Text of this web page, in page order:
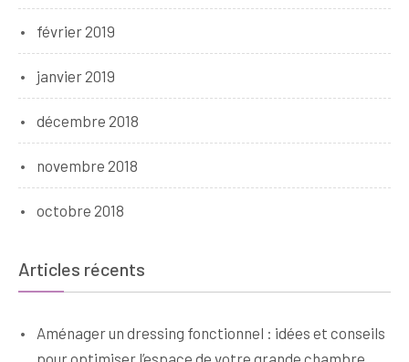
février 2019
janvier 2019
décembre 2018
novembre 2018
octobre 2018
Articles récents
Aménager un dressing fonctionnel : idées et conseils
pour optimiser l’espace de votre grande chambre